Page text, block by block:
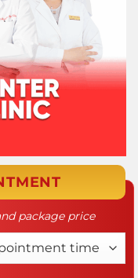
package price